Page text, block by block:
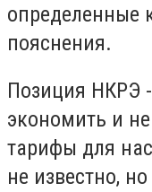
определенные
пояснения.
Позиция НКРЭ
экономить и
тарифы для
не известно,